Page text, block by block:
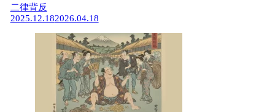
二律背反
2025.12.182026.04.18